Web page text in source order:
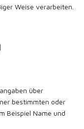
Weise verarbeiten.
über
bestimmten oder
Beispiel Name und